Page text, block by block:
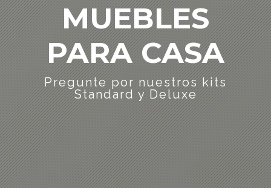
MUEBLES
PARA CASA
Pregunte por nuestros kits
Standard y Deluxe